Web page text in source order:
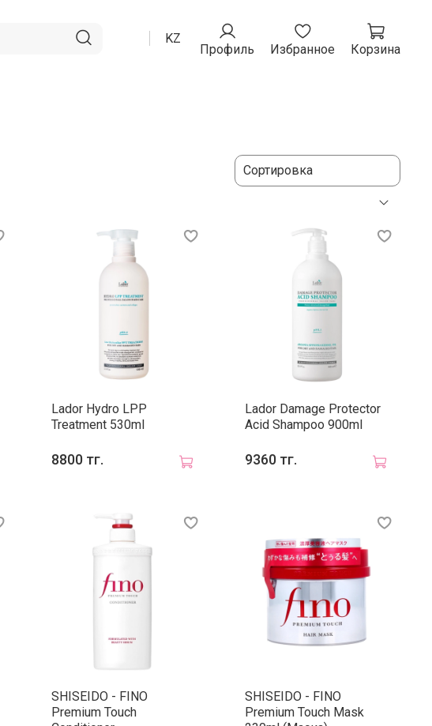
KZ
Профиль Избранное Корзина
Lador Hydro LPP
Treatment 530ml
8800 тг.
Lador Damage Protector
Acid Shampoo 900ml
9360 тг.
SHISEIDO - FINO
Premium Touch
SHISEIDO - FINO
Premium Touch Mask